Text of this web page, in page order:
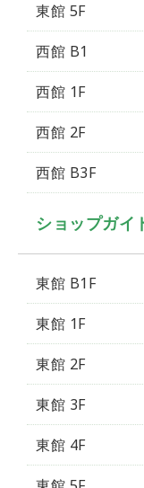
東館 5F
西館 B1
西館 1F
西館 2F
西館 B3F
ショップガイ
東館 B1F
東館 1F
東館 2F
東館 3F
東館 4F